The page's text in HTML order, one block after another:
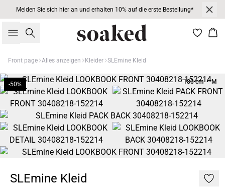
Melden Sie sich hier an und erhalten 10% auf die erste Bestellung*
Suche
Front page Alles anzeigen Kleider SLEmine Kleid
180 cm • M
-50%
SLEmine Kleid